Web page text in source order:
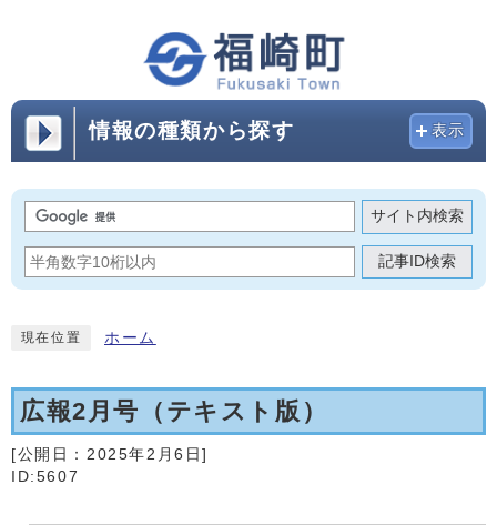
情報の種類から探す 表示
サイト内検索
記事ID検索
現在位置 ホーム
広報2月号（テキスト版）
[公開日： 2025年2月6日]
ID:5607